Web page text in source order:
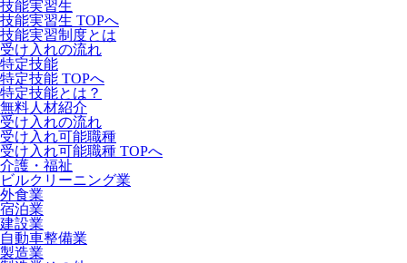
技能実習生
技能実習生 TOPへ
技能実習制度とは
受け入れの流れ
特定技能
特定技能 TOPへ
特定技能とは？
無料人材紹介
受け入れの流れ
受け入れ可能職種
受け入れ可能職種 TOPへ
介護・福祉
ビルクリーニング業
外食業
宿泊業
建設業
自動車整備業
製造業